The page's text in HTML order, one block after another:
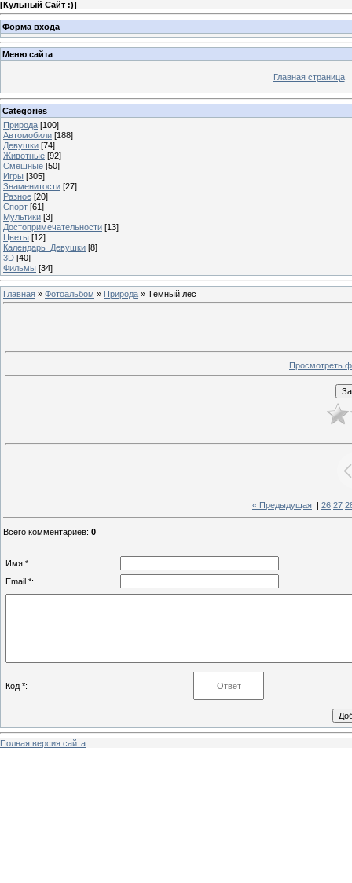
[Кульный Сайт :)]
Форма входа
Меню сайта
Главная страница
Categories
Природа [100]
Автомобили [188]
Девушки [74]
Животные [92]
Смешные [50]
Игры [305]
Знаменитости [27]
Разное [20]
Спорт [61]
Мультики [3]
Достопримечательности [13]
Цветы [12]
Календарь_Девушки [8]
3D [40]
Фильмы [34]
Главная » Фотоальбом » Природа » Тёмный лес
Просмотреть
« Предыдущая 26 27
Всего комментариев: 0
Имя *:
Email *:
Код *:
Полная версия сайта